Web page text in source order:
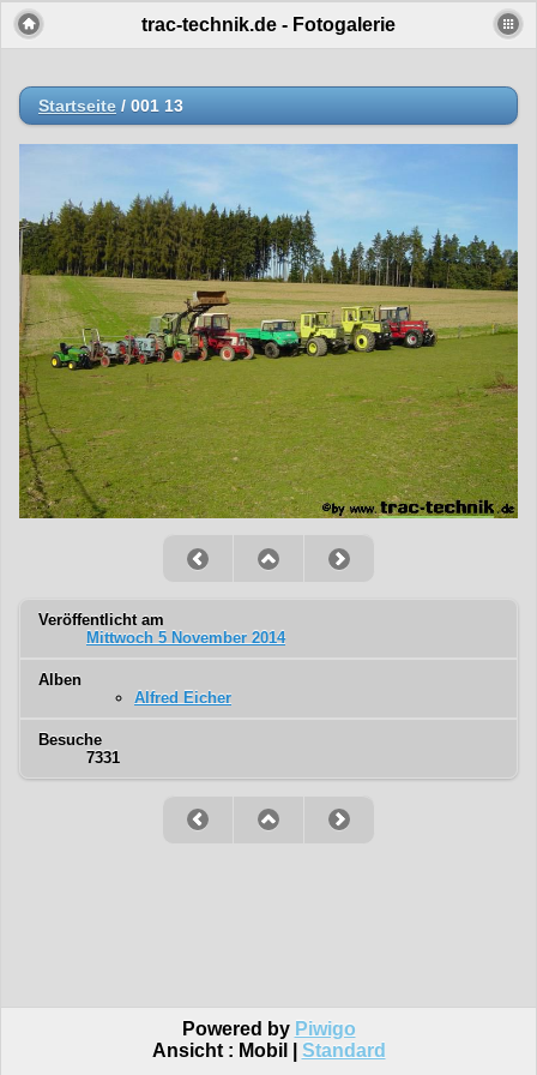
trac-technik.de - Fotogalerie
Startseite / 001 13
Veröffentlicht am
Mittwoch 5 November 2014
Alben
Alfred Eicher
Besuche
7331
Powered by Piwigo
Ansicht : Mobil Standard